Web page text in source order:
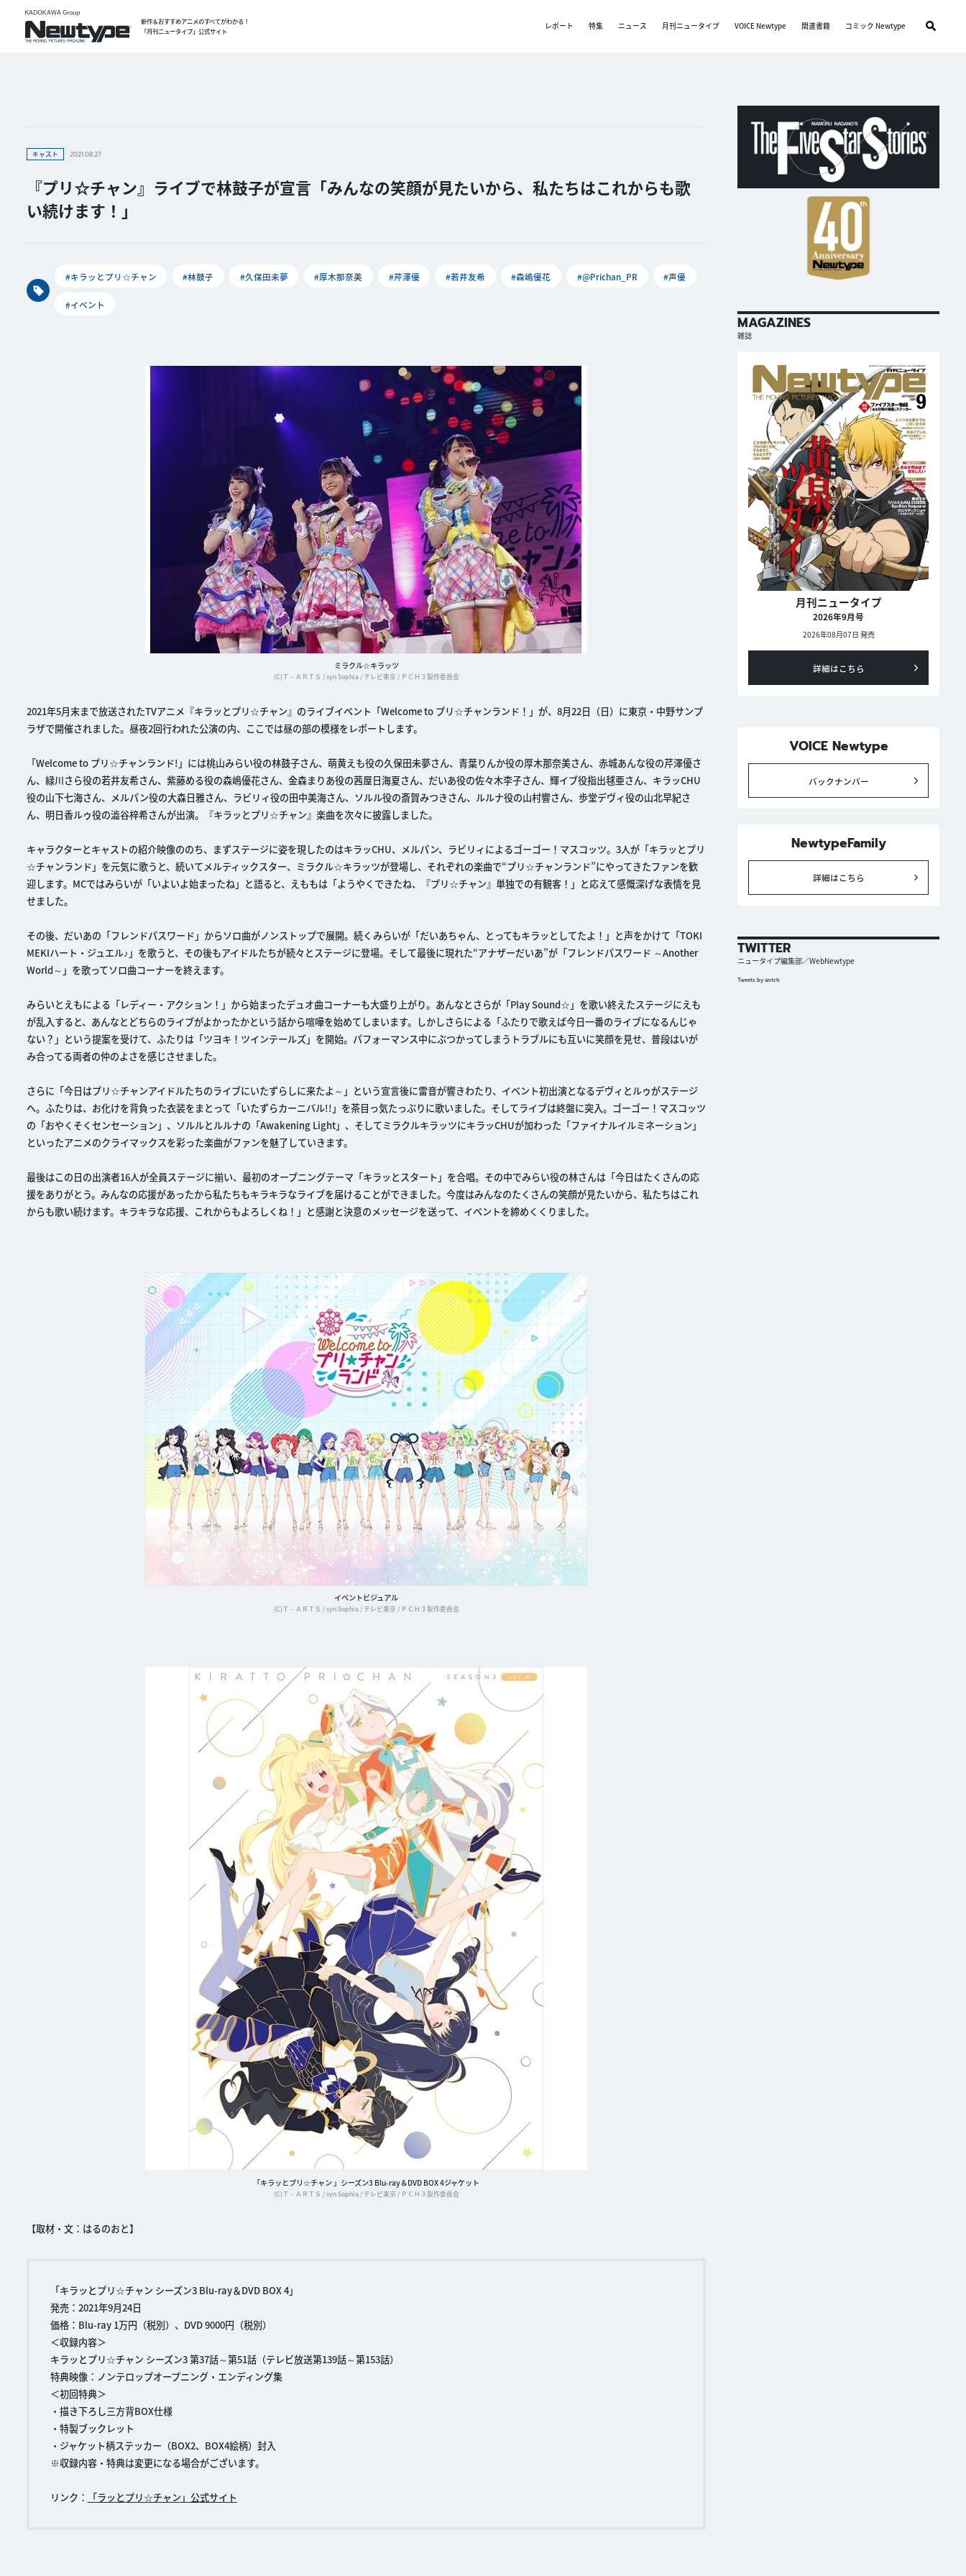
新作＆おすすめアニメのすべてがわかる！
「月刊ニュータイプ」公式サイト
レポート 特集 ニュース 月刊ニュータイプ VOICE Newtype 関連書籍 コミック Newtype
キャスト 2021.08.27
『プリ☆チャン』ライブで林鼓子が宣言「みんなの笑顔が見たいから、私たちはこれからも歌
い続けます！」
#キラッとプリ☆チャン #林鼓子 #久保田未夢 #厚木那奈美 #芹澤優 #若井友希 #森嶋優花 #@Prichan_PR #声優
#イベント
ミラクル☆キラッツ
(C)Ｔ－ＡＲＴＳ / syn Sophia / テレビ東京 / ＰＣＨ３製作委員会
2021年5月末まで放送されたTVアニメ『キラッとプリ☆チャン』のライブイベント「Welcome to プリ☆チャンランド！」が、8月22日（日）に東京・中野サンプ
ラザで開催されました。昼夜2回行われた公演の内、ここでは昼の部の模様をレポートします。
「Welcome to プリ☆チャンランド!」には桃山みらい役の林鼓子さん、萌黄えも役の久保田未夢さん、青葉りんか役の厚木那奈美さん、赤城あんな役の芹澤優さ
ん、緑川さら役の若井友希さん、紫藤める役の森嶋優花さん、金森まりあ役の茜屋日海夏さん、だいあ役の佐々木李子さん、輝イブ役指出毬亜さん、キラッCHU
役の山下七海さん、メルパン役の大森日雅さん、ラビリィ役の田中美海さん、ソルル役の斎賀みつきさん、ルルナ役の山村響さん、歩堂デヴィ役の山北早紀さ
ん、明日香ルゥ役の澁谷梓希さんが出演。『キラッとプリ☆チャン』楽曲を次々に披露しました。
キャラクターとキャストの紹介映像ののち、まずステージに姿を現したのはキラッCHU、メルパン、ラビリィによるゴーゴー！マスコッツ。3人が「キラッとプリ
☆チャンランド」を元気に歌うと、続いてメルティックスター、ミラクル☆キラッツが登場し、それぞれの楽曲で“プリ☆チャンランド”にやってきたファンを歓
迎します。MCではみらいが「いよいよ始まったね」と語ると、えももは「ようやくできたね、『プリ☆チャン』単独での有観客！」と応えて感慨深げな表情を見
せました。
その後、だいあの「フレンドパスワード」からソロ曲がノンストップで展開。続くみらいが「だいあちゃん、とってもキラッとしてたよ！」と声をかけて「TOKI
MEKIハート・ジュエル♪」を歌うと、その後もアイドルたちが続々とステージに登場。そして最後に現れた“アナザーだいあ”が「フレンドパスワード ～Another
World～」を歌ってソロ曲コーナーを終えます。
みらいとえもによる「レディー・アクション！」から始まったデュオ曲コーナーも大盛り上がり。あんなとさらが「Play Sound☆」を歌い終えたステージにえも
が乱入すると、あんなとどちらのライブがよかったかという話から喧嘩を始めてしまいます。しかしさらによる「ふたりで歌えば今日一番のライブになるんじゃ
ない？」という提案を受けて、ふたりは「ツヨキ！ツインテールズ」を開始。パフォーマンス中にぶつかってしまうトラブルにも互いに笑顔を見せ、普段はいが
み合ってる両者の仲のよさを感じさせました。
さらに「今日はプリ☆チャンアイドルたちのライブにいたずらしに来たよ～」という宣言後に雷音が響きわたり、イベント初出演となるデヴィとルゥがステージ
へ。ふたりは、お化けを背負った衣装をまとって「いたずらカーニバル!!」を茶目っ気たっぷりに歌いました。そしてライブは終盤に突入。ゴーゴー！マスコッツ
の「おやくそくセンセーション」、ソルルとルルナの「Awakening Light」、そしてミラクルキラッツにキラッCHUが加わった「ファイナルイルミネーション」
といったアニメのクライマックスを彩った楽曲がファンを魅了していきます。
最後はこの日の出演者16人が全員ステージに揃い、最初のオープニングテーマ「キラッとスタート」を合唱。その中でみらい役の林さんは「今日はたくさんの応
援をありがとう。みんなの応援があったから私たちもキラキラなライブを届けることができました。今度はみんなのたくさんの笑顔が見たいから、私たちはこれ
からも歌い続けます。キラキラな応援、これからもよろしくね！」と感謝と決意のメッセージを送って、イベントを締めくくりました。
イベントビジュアル
(C)Ｔ－ＡＲＴＳ / syn Sophia / テレビ東京 / ＰＣＨ３製作委員会
「キラッとプリ☆チャン 」シーズン3 Blu-ray＆DVD BOX 4ジャケット
(C)Ｔ－ＡＲＴＳ / syn Sophia / テレビ東京 / ＰＣＨ３製作委員会
【取材・文：はるのおと】
「キラッとプリ☆チャン シーズン3 Blu-ray＆DVD BOX 4」
発売：2021年9月24日
価格：Blu-ray 1万円（税別）、DVD 9000円（税別）
＜収録内容＞
キラッとプリ☆チャン シーズン3 第37話～第51話（テレビ放送第139話～第153話）
特典映像：ノンテロップオープニング・エンディング集
＜初回特典＞
・描き下ろし三方背BOX仕様
・特製ブックレット
・ジャケット柄ステッカー（BOX2、BOX4絵柄）封入
※収録内容・特典は変更になる場合がございます。
リンク： 「ラッとプリ☆チャン」公式サイト
MAGAZINES
雑誌
月刊ニュータイプ
2026年9月号
2026年08月07日 発売
詳細はこちら
VOICE Newtype
バックナンバー
NewtypeFamily
詳細はこちら
TWITTER
ニュータイプ編集部／WebNewtype
Tweets by antch